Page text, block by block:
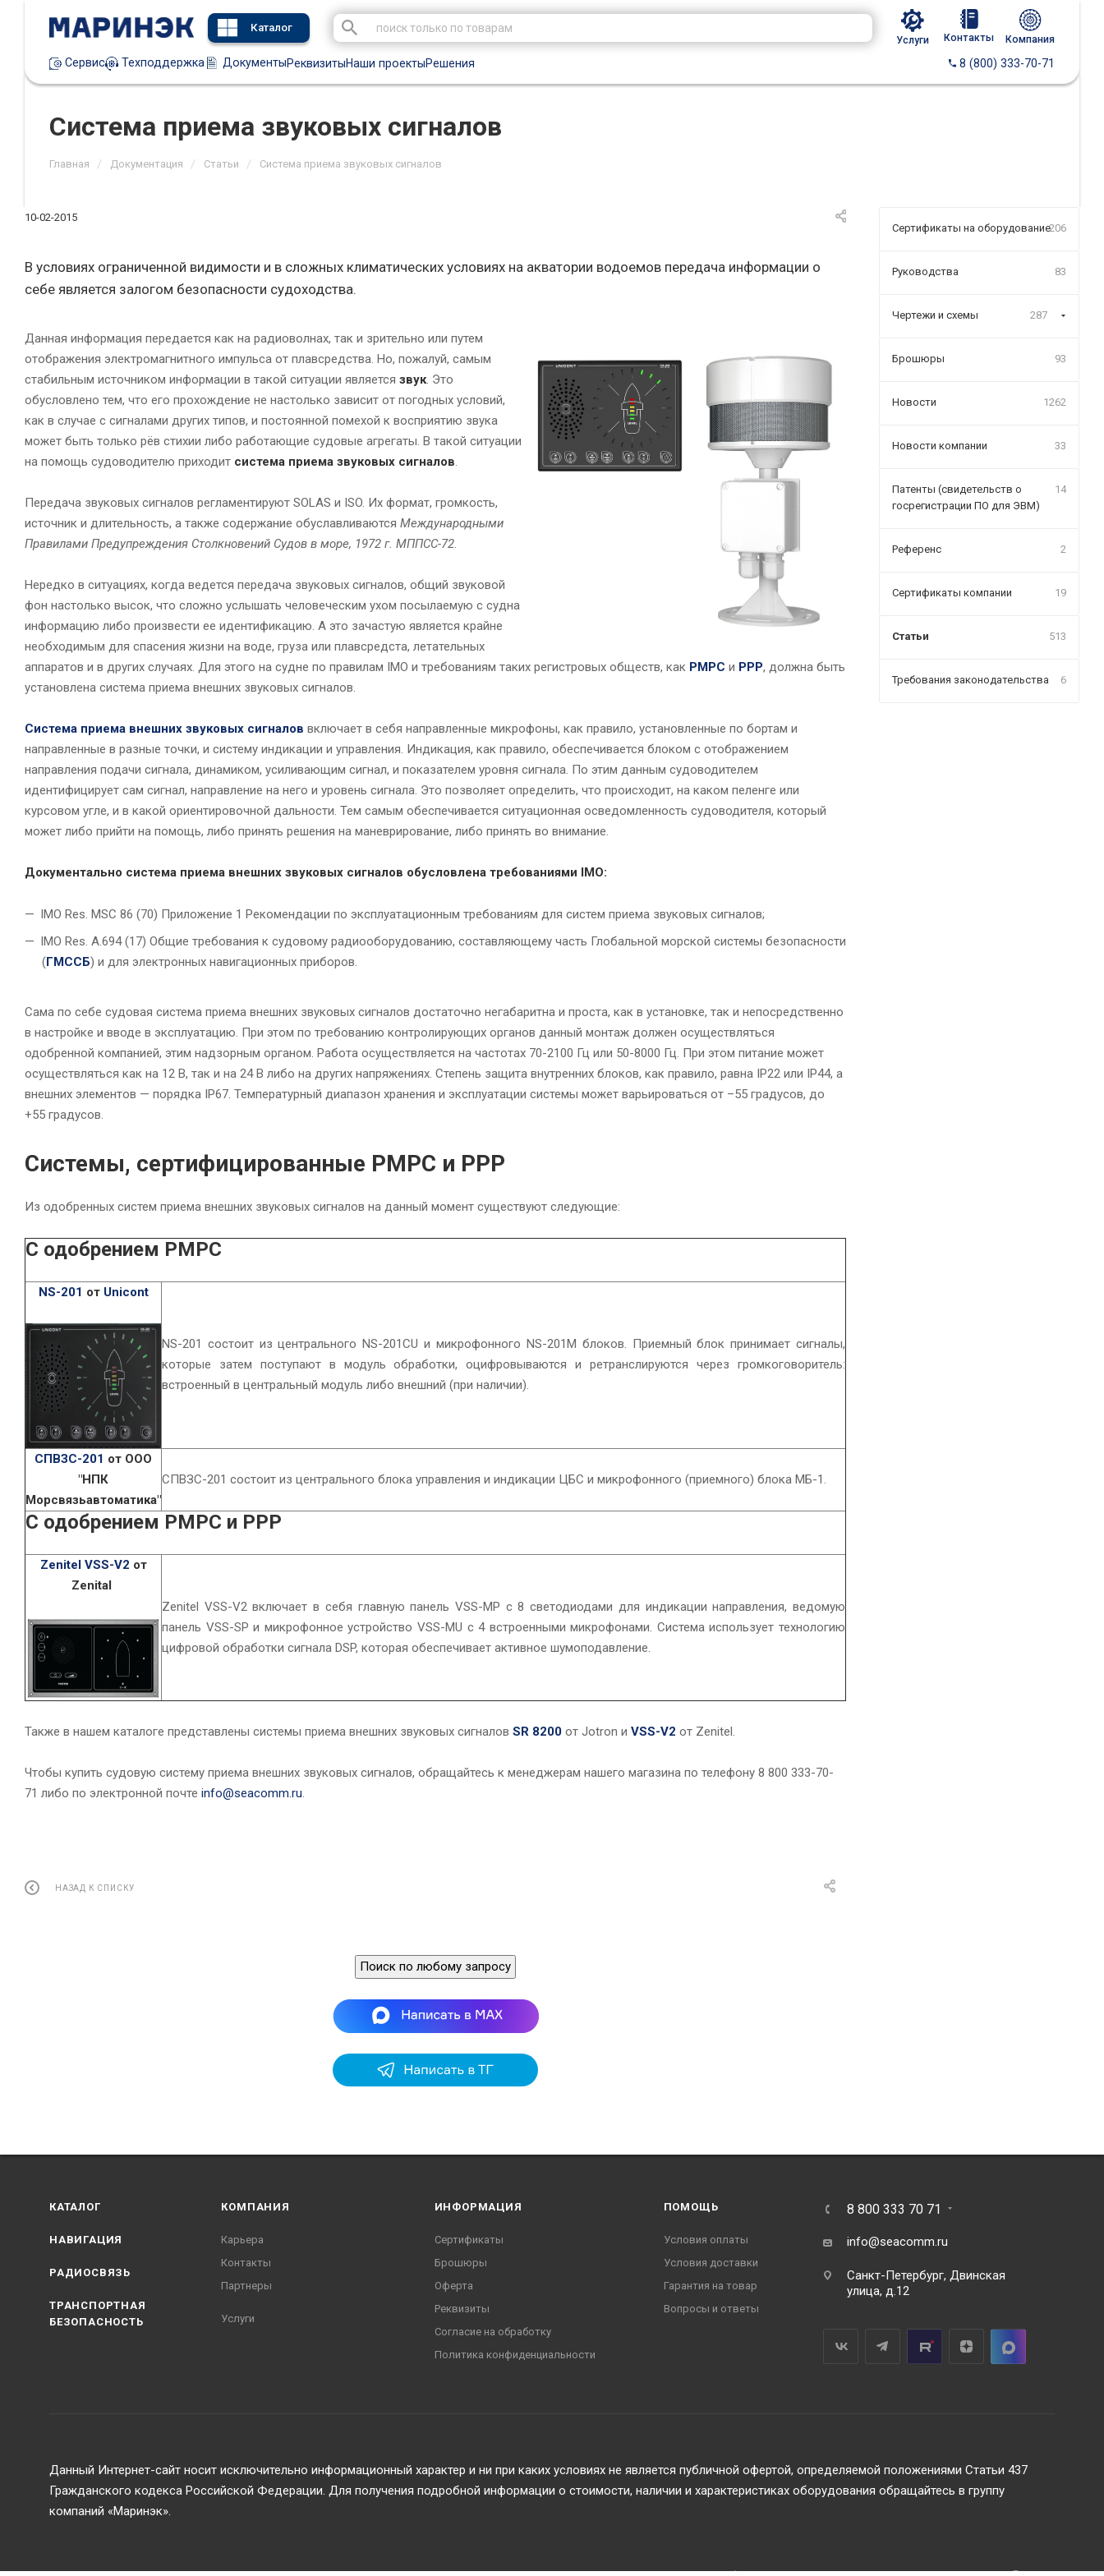
Каталог
Услуги Контакты Компания
Сервис Техподдержка ДокументыРеквизитыНаши проектыРешения 8 (800) 333-70-71
Система приема звуковых сигналов
Главная / Документация / Статьи / Система приема звуковых сигналов
10-02-2015
В условиях ограниченной видимости и в сложных климатических условиях на акватории водоемов передача информации о
себе является залогом безопасности судоходства.
Данная информация передается как на радиоволнах, так и зрительно или путем
отображения электромагнитного импульса от плавсредства. Но, пожалуй, самым
стабильным источником информации в такой ситуации является звук. Это
обусловлено тем, что его прохождение не настолько зависит от погодных условий,
как в случае с сигналами других типов, и постоянной помехой к восприятию звука
может быть только рёв стихии либо работающие судовые агрегаты. В такой ситуации
на помощь судоводителю приходит система приема звуковых сигналов.
Передача звуковых сигналов регламентируют SOLAS и ISO. Их формат, громкость,
источник и длительность, а также содержание обуславливаются Международными
Правилами Предупреждения Столкновений Судов в море, 1972 г. МППСС-72.
Нередко в ситуациях, когда ведется передача звуковых сигналов, общий звуковой
фон настолько высок, что сложно услышать человеческим ухом посылаемую с судна
информацию либо произвести ее идентификацию. А это зачастую является крайне
необходимым для спасения жизни на воде, груза или плавсредста, летательных
аппаратов и в других случаях. Для этого на судне по правилам IMO и требованиям таких регистровых обществ, как РМРС и РРР, должна быть
установлена система приема внешних звуковых сигналов.
Система приема внешних звуковых сигналов включает в себя направленные микрофоны, как правило, установленные по бортам и
направленные в разные точки, и систему индикации и управления. Индикация, как правило, обеспечивается блоком с отображением
направления подачи сигнала, динамиком, усиливающим сигнал, и показателем уровня сигнала. По этим данным судоводителем
идентифицирует сам сигнал, направление на него и уровень сигнала. Это позволяет определить, что происходит, на каком пеленге или
курсовом угле, и в какой ориентировочной дальности. Тем самым обеспечивается ситуационная осведомленность судоводителя, который
может либо прийти на помощь, либо принять решения на маневрирование, либо принять во внимание.
Документально система приема внешних звуковых сигналов обусловлена требованиями IMO:
IMO Res. MSC 86 (70) Приложение 1 Рекомендации по эксплуатационным требованиям для систем приема звуковых сигналов;
IMO Res. А.694 (17) Общие требования к судовому радиооборудованию, составляющему часть Глобальной морской системы безопасности
(ГМССБ) и для электронных навигационных приборов.
Сама по себе судовая система приема внешних звуковых сигналов достаточно негабаритна и проста, как в установке, так и непосредственно
в настройке и вводе в эксплуатацию. При этом по требованию контролирующих органов данный монтаж должен осуществляться
одобренной компанией, этим надзорным органом. Работа осуществляется на частотах 70-2100 Гц или 50-8000 Гц. При этом питание может
осуществляться как на 12 В, так и на 24 В либо на других напряжениях. Степень защита внутренних блоков, как правило, равна IP22 или IP44, а
внешних элементов — порядка IP67. Температурный диапазон хранения и эксплуатации системы может варьироваться от –55 градусов, до
+55 градусов.
Системы, сертифицированные РМРС и РРР
Из одобренных систем приема внешних звуковых сигналов на данный момент существуют следующие:
C одобрением РМРС
NS-201 от Unicont
NS-201 состоит из центрального NS-201CU и микрофонного NS-201M блоков. Приемный блок принимает сигналы,
которые затем поступают в модуль обработки, оцифровываются и ретранслируются через громкоговоритель:
встроенный в центральный модуль либо внешний (при наличии).
СПВЗС-201 от ООО
"НПК
Морсвязьавтоматика"
СПВЗС-201 состоит из центрального блока управления и индикации ЦБС и микрофонного (приемного) блока МБ-1.
C одобрением РМРС и РРР
Zenitel VSS-V2 от
Zenital
Zenitel VSS-V2 включает в себя главную панель VSS-MP с 8 светодиодами для индикации направления, ведомую
панель VSS-SP и микрофонное устройство VSS-MU с 4 встроенными микрофонами. Система использует технологию
цифровой обработки сигнала DSP, которая обеспечивает активное шумоподавление.
Также в нашем каталоге представлены системы приема внешних звуковых сигналов SR 8200 от Jotron и VSS-V2 от Zenitel.
Чтобы купить судовую систему приема внешних звуковых сигналов, обращайтесь к менеджерам нашего магазина по телефону 8 800 333-70-
71 либо по электронной почте info@seacomm.ru.
НАЗАД К СПИСКУ
Поиск по любому запросу
Сертификаты на оборудование206
Руководства 83
Чертежи и схемы 287
Брошюры 93
Новости 1262
Новости компании 33
Патенты (свидетельств о
госрегистрации ПО для ЭВМ)
14
Референс 2
Сертификаты компании 19
Статьи 513
Требования законодательства 6
КАТАЛОГ
НАВИГАЦИЯ
РАДИОСВЯЗЬ
ТРАНСПОРТНАЯ
БЕЗОПАСНОСТЬ
КОМПАНИЯ
Карьера
Контакты
Партнеры
Услуги
ИНФОРМАЦИЯ
Сертификаты
Брошюры
Оферта
Реквизиты
Согласие на обработку
Политика конфиденциальности
ПОМОЩЬ
Условия оплаты
Условия доставки
Гарантия на товар
Вопросы и ответы
8 800 333 70 71
info@seacomm.ru
Санкт-Петербург, Двинская
улица, д.12
Данный Интернет-сайт носит исключительно информационный характер и ни при каких условиях не является публичной офертой, определяемой положениями Статьи 437
Гражданского кодекса Российской Федерации. Для получения подробной информации о стоимости, наличии и характеристиках оборудования обращайтесь в группу
компаний «Маринэк».